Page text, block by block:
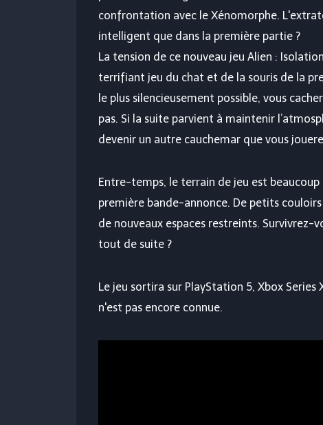
confrontation avec le Xénomorphe.
intelligent que dans la première partie ?
La tension de ce nouveau jeu Alien :
terrifiant jeu du chat et de la souris de la
le plus silencieusement possible, vous
pas. Si la suite parvient à maintenir
devenir un autre cauchemar que vous
Entre-temps, le terrain de jeu est
première bande-annonce. De petits
de nouveaux espaces restreints.
tout de suite ?
Le jeu sortira sur PlayStation 5, Xbox
n'est pas encore connue.